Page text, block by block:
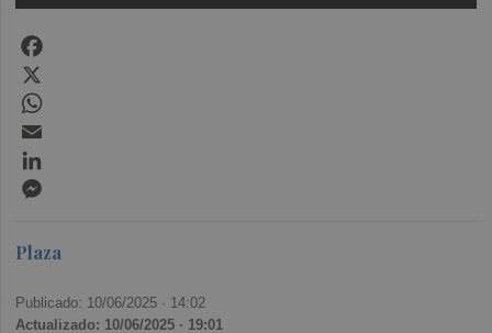
Plaza
Publicado: 10/06/2025 · 14:02
Actualizado: 10/06/2025 · 19:01